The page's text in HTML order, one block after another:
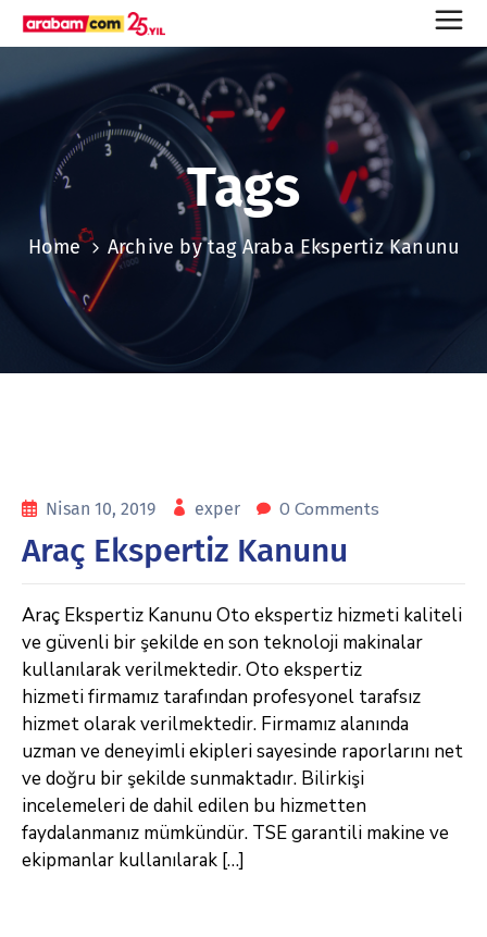
Tags
Home Archive by tag Araba Ekspertiz Kanunu
Nisan 10, 2019 exper 0 Comments
Araç Ekspertiz Kanunu
Araç Ekspertiz Kanunu Oto ekspertiz hizmeti kaliteli
ve güvenli bir şekilde en son teknoloji makinalar
kullanılarak verilmektedir. Oto ekspertiz
hizmeti firmamız tarafından profesyonel tarafsız
hizmet olarak verilmektedir. Firmamız alanında
uzman ve deneyimli ekipleri sayesinde raporlarını net
ve doğru bir şekilde sunmaktadır. Bilirkişi
incelemeleri de dahil edilen bu hizmetten
faydalanmanız mümkündür. TSE garantili makine ve
ekipmanlar kullanılarak […]